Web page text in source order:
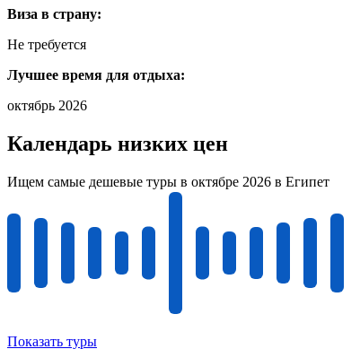
Виза в страну:
Не требуется
Лучшее время для отдыха:
октябрь 2026
Календарь низких цен
Ищем самые дешевые туры в октябре 2026 в Египет
Показать туры